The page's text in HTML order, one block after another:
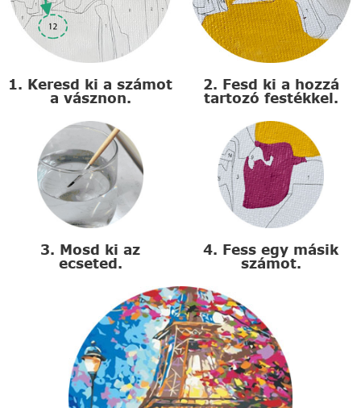
1. Keresd ki a számot
a vásznon.
2. Fesd ki a hozzá
tartozó festékkel.
3. Mosd ki az
ecseted.
4. Fess egy másik
számot.